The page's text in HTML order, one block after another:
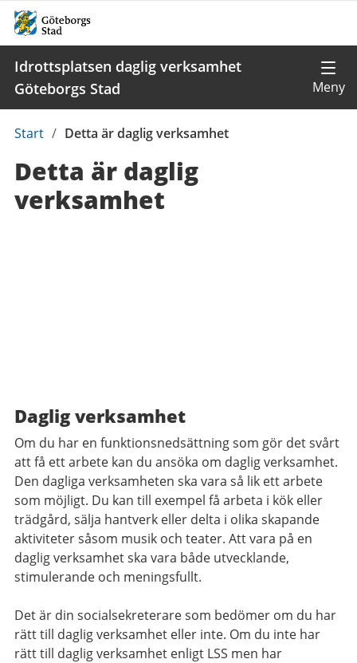
Idrottsplatsen daglig verksamhet
Göteborgs Stad
Du
här:
Start / Detta är daglig verksamhet
Detta är daglig
verksamhet
Daglig verksamhet
Om du har en funktionsnedsättning som gör det svårt
att få ett arbete kan du ansöka om daglig verksamhet.
Den dagliga verksamheten ska vara så lik ett arbete
som möjligt. Du kan till exempel få arbeta i kök eller
trädgård, sälja hantverk eller delta i olika skapande
aktiviteter såsom musik och teater. Att vara på en
daglig verksamhet ska vara både utvecklande,
stimulerande och meningsfullt.
Det är din socialsekreterare som bedömer om du har
rätt till daglig verksamhet eller inte. Om du inte har
rätt till daglig verksamhet enligt LSS men har